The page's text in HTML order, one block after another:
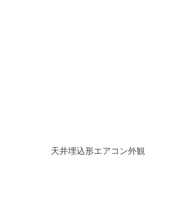
天井埋込形エアコン外観